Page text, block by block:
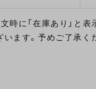
時に「在庫あり」と
ます。予めご了承く